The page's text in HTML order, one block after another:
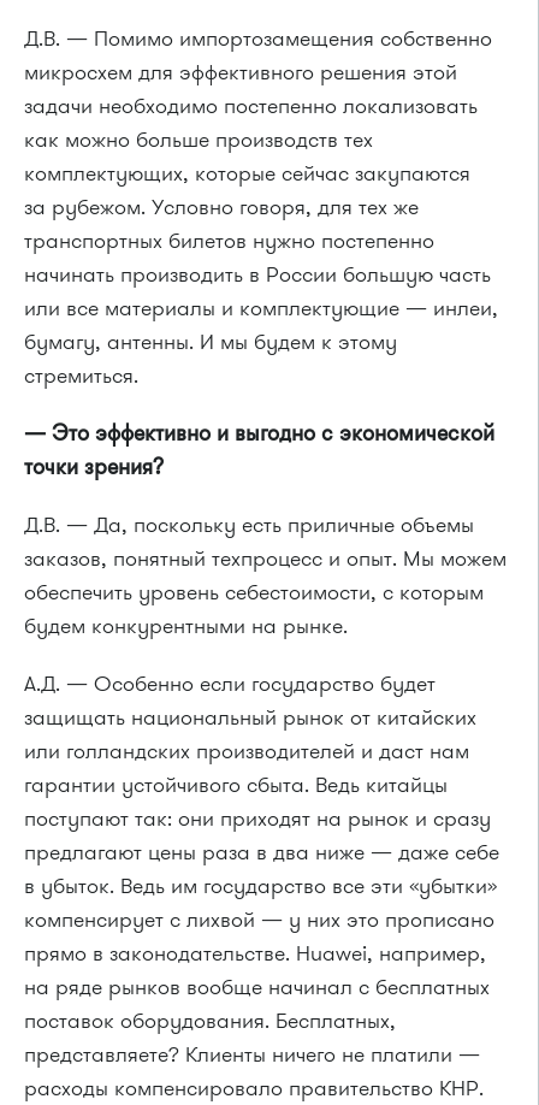
Д.В. — Помимо импортозамещения собственно
микросхем для эффективного решения этой
задачи необходимо постепенно локализовать
как можно больше производств тех
комплектующих, которые сейчас закупаются
за рубежом. Условно говоря, для тех же
транспортных билетов нужно постепенно
начинать производить в России большую часть
или все материалы и комплектующие — инлеи,
бумагу, антенны. И мы будем к этому
стремиться.
— Это эффективно и выгодно с экономической
точки зрения?
Д.В. — Да, поскольку есть приличные объемы
заказов, понятный техпроцесс и опыт. Мы можем
обеспечить уровень себестоимости, с которым
будем конкурентными на рынке.
А.Д. — Особенно если государство будет
защищать национальный рынок от китайских
или голландских производителей и даст нам
гарантии устойчивого сбыта. Ведь китайцы
поступают так: они приходят на рынок и сразу
предлагают цены раза в два ниже — даже себе
в убыток. Ведь им государство все эти «убытки»
компенсирует с лихвой — у них это прописано
прямо в законодательстве. Huawei, например,
на ряде рынков вообще начинал с бесплатных
поставок оборудования. Бесплатных,
представляете? Клиенты ничего не платили —
расходы компенсировало правительство КНР.